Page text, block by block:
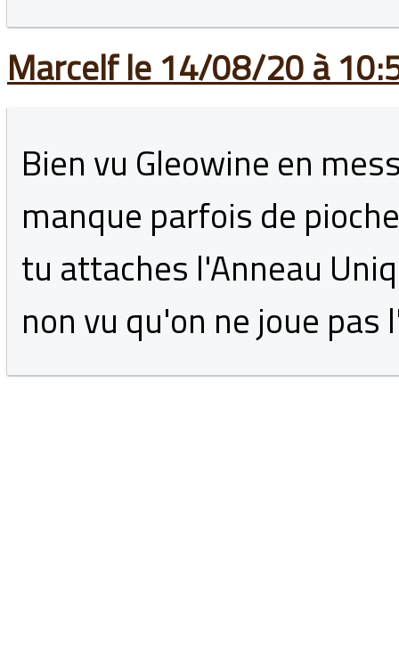
Marcelf le 14/08/20 à
Bien vu Gleowine en
manque parfois de
tu attaches l'Anneau
non vu qu'on ne joue pas